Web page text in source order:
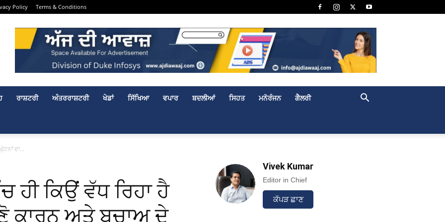
Policy Terms & Conditions
ਰਾਸ਼ਟਰੀ ਅੰਤਰਰਾਸ਼ਟਰੀ ਖੇਡਾਂ ਸਿੱਖਿਆ ਵਪਾਰ ਬਦਲੀਆਂ ਸਿਹਤ ਮਨੋਰੰਜਨ ਗੈਲਰੀ
ਦਾ...
ਹੀ ਕਿਉਂ ਵੱਧ ਰਿਹਾ ਹੈ
ਕਾਰਨ ਅਤੇ ਬਚਾਅ ਦੇ
Vivek Kumar
Editor in Chief
ਕੱਪੜ ਛਾਣ